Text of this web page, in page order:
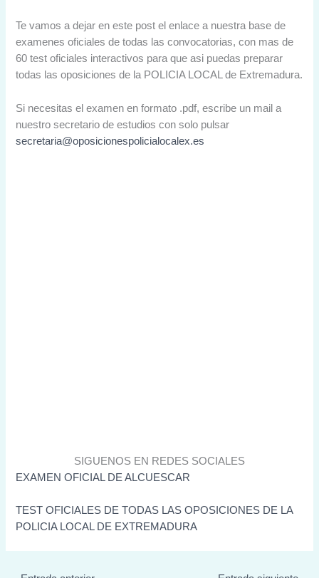
Te vamos a dejar en este post el enlace a nuestra base de
examenes oficiales de todas las convocatorias, con mas de
60 test oficiales interactivos para que asi puedas preparar
todas las oposiciones de la POLICIA LOCAL de Extremadura.
Si necesitas el examen en formato .pdf, escribe un mail a
nuestro secretario de estudios con solo pulsar
secretaria@oposicionespolicialocalex.es
SIGUENOS EN REDES SOCIALES
EXAMEN OFICIAL DE ALCUESCAR
TEST OFICIALES DE TODAS LAS OPOSICIONES DE LA
POLICIA LOCAL DE EXTREMADURA